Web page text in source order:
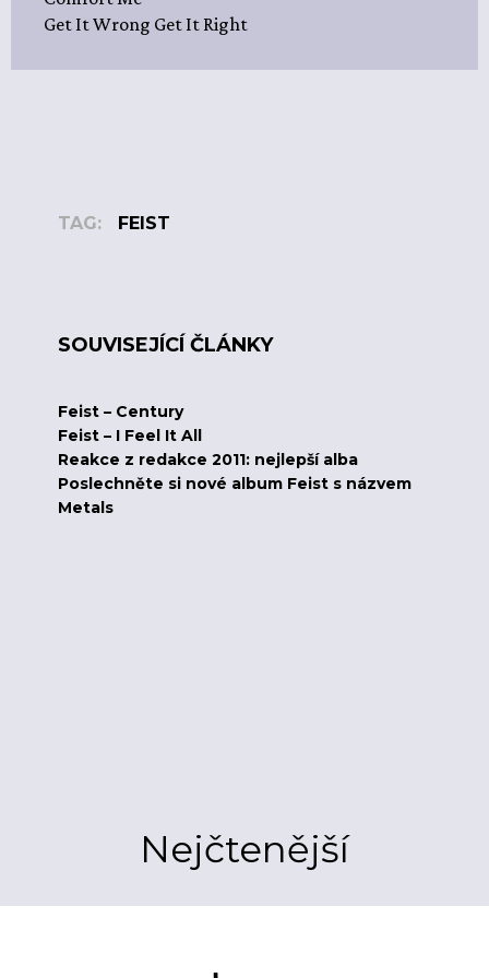
Get It Wrong Get It Right
TAG: FEIST
SOUVISEJÍCÍ ČLÁNKY
Feist – Century
Feist – I Feel It All
Reakce z redakce 2011: nejlepší alba
Poslechněte si nové album Feist s názvem
Metals
Nejčtenější